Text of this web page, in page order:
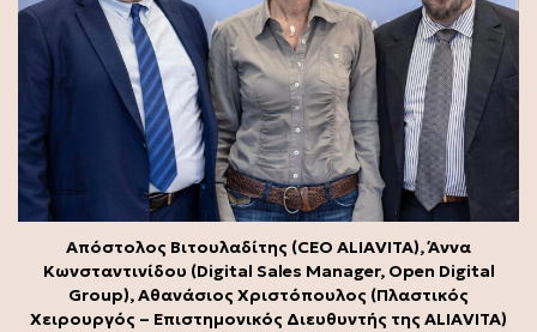
Απόστολος Βιτουλαδίτης (CEO ALIAVITA), Άννα
Κωνσταντινίδου (Digital Sales Manager, Open Digital
Group), Αθανάσιος Χριστόπουλος (Πλαστικός
Χειρουργός – Επιστημονικός Διευθυντής της ALIAVITA)